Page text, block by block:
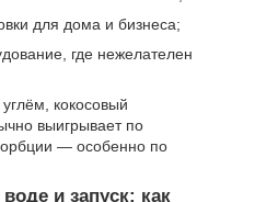
для дома и бизнеса;
где нежелателен
кокосовый
выигрывает по
— особенно по
и запуск: как